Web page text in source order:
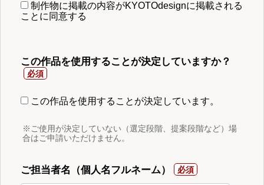
制作物に掲載の内容がKYOTOdesignに掲載される
ことに同意する
この作品を使用することが決定していますか？
この作品を使用することが決定しています。
※ご使用が決定していない（選定段階、提案段階など）場
合はご申請いただけません。
ご担当者名（個人名フルネーム）